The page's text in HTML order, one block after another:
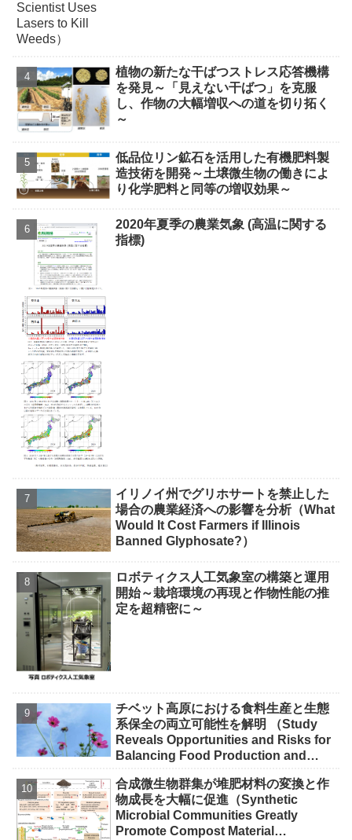
植物の新たな干ばつストレス応答機構
を発見～「見えない干ばつ」を克服
し、作物の大幅増収への道を切り拓く
～
低品位リン鉱石を活用した有機肥料製
造技術を開発～土壌微生物の働きによ
り化学肥料と同等の増収効果～
2020年夏季の農業気象 (高温に関する
指標)
イリノイ州でグリホサートを禁止した
場合の農業経済への影響を分析（What
Would It Cost Farmers if Illinois
Banned Glyphosate?）
ロボティクス人工気象室の構築と運用
開始～栽培環境の再現と作物性能の推
定を超精密に～
チベット高原における食料生産と生態
系保全の両立可能性を解明 （Study
Reveals Opportunities and Risks for
Balancing Food Production and
合成微生物群集が堆肥材料の変換と作
物成長を大幅に促進（Synthetic
Microbial Communities Greatly
Promote Compost Material